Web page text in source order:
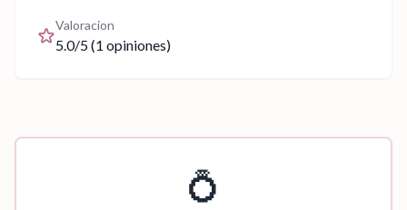
Valoracion
5.0/5 (1 opiniones)
💍